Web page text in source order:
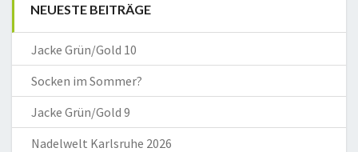
NEUESTE BEITRÄGE
Jacke Grün/Gold 10
Socken im Sommer?
Jacke Grün/Gold 9
Nadelwelt Karlsruhe 2026